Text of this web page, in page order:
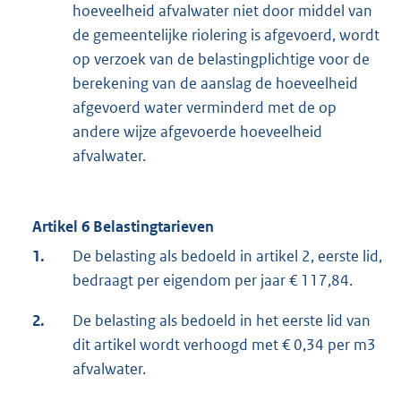
hoeveelheid afvalwater niet door middel van
de gemeentelijke riolering is afgevoerd, wordt
op verzoek van de belastingplichtige voor de
berekening van de aanslag de hoeveelheid
afgevoerd water verminderd met de op
andere wijze afgevoerde hoeveelheid
afvalwater.
Artikel 6 Belastingtarieven
1.
De belasting als bedoeld in artikel 2, eerste lid,
bedraagt per eigendom per jaar € 117,84.
2.
De belasting als bedoeld in het eerste lid van
dit artikel wordt verhoogd met € 0,34 per m3
afvalwater.